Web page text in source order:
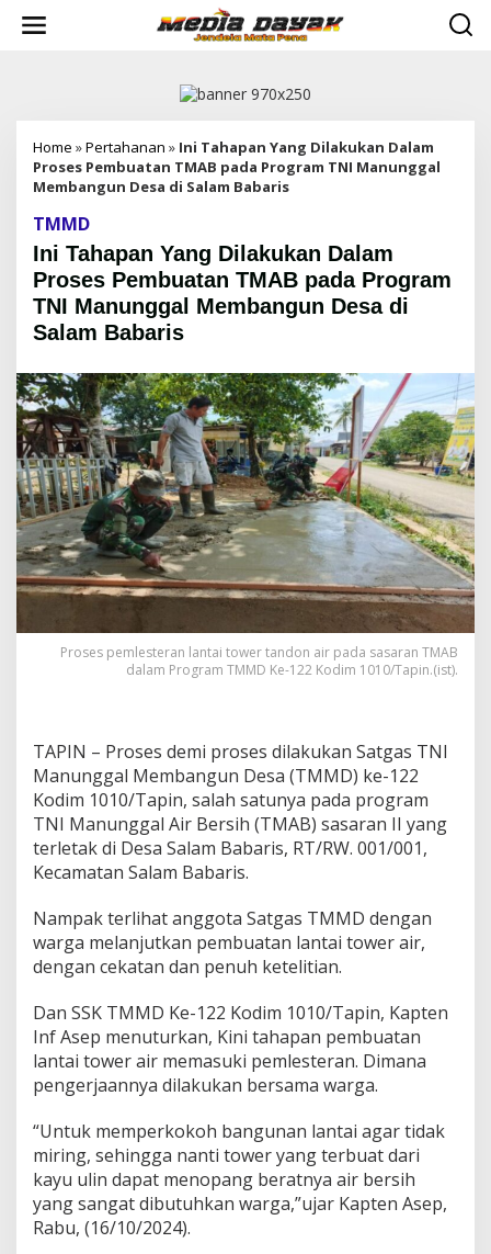
Home »Pertahanan » Ini Tahapan Yang Dilakukan Dalam
Proses Pembuatan TMAB pada Program TNI Manunggal
Membangun Desa di Salam Babaris
TMMD
Ini Tahapan Yang Dilakukan Dalam
Proses Pembuatan TMAB pada Program
TNI Manunggal Membangun Desa di
Salam Babaris
Proses pemlesteran lantai tower tandon air pada sasaran TMAB
dalam Program TMMD Ke-122 Kodim 1010/Tapin.(ist).
TAPIN – Proses demi proses dilakukan Satgas TNI
Manunggal Membangun Desa (TMMD) ke-122
Kodim 1010/Tapin, salah satunya pada program
TNI Manunggal Air Bersih (TMAB) sasaran II yang
terletak di Desa Salam Babaris, RT/RW. 001/001,
Kecamatan Salam Babaris.
Nampak terlihat anggota Satgas TMMD dengan
warga melanjutkan pembuatan lantai tower air,
dengan cekatan dan penuh ketelitian.
Dan SSK TMMD Ke-122 Kodim 1010/Tapin, Kapten
Inf Asep menuturkan, Kini tahapan pembuatan
lantai tower air memasuki pemlesteran. Dimana
pengerjaannya dilakukan bersama warga.
“Untuk memperkokoh bangunan lantai agar tidak
miring, sehingga nanti tower yang terbuat dari
kayu ulin dapat menopang beratnya air bersih
yang sangat dibutuhkan warga,”ujar Kapten Asep,
Rabu, (16/10/2024).